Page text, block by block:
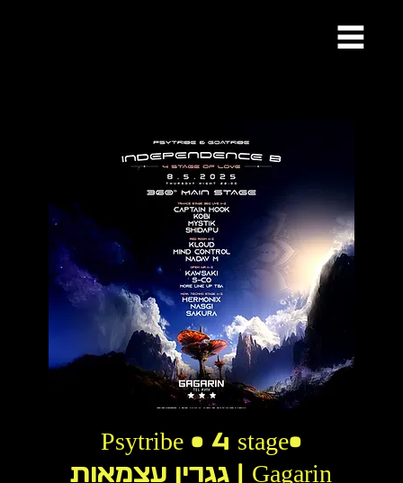
Psytribe • 4 stage•
Gagarin | גגרין עצמאות